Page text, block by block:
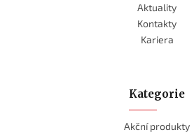
Aktuality
Kontakty
Kariera
Kategorie
Akční produkty